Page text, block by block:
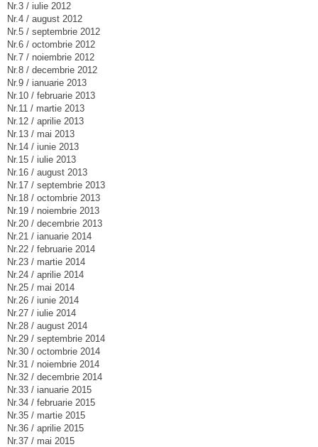
Nr.3 / iulie 2012
Nr.4 / august 2012
Nr.5 / septembrie 2012
Nr.6 / octombrie 2012
Nr.7 / noiembrie 2012
Nr.8 / decembrie 2012
Nr.9 / ianuarie 2013
Nr.10 / februarie 2013
Nr.11 / martie 2013
Nr.12 / aprilie 2013
Nr.13 / mai 2013
Nr.14 / iunie 2013
Nr.15 / iulie 2013
Nr.16 / august 2013
Nr.17 / septembrie 2013
Nr.18 / octombrie 2013
Nr.19 / noiembrie 2013
Nr.20 / decembrie 2013
Nr.21 / ianuarie 2014
Nr.22 / februarie 2014
Nr.23 / martie 2014
Nr.24 / aprilie 2014
Nr.25 / mai 2014
Nr.26 / iunie 2014
Nr.27 / iulie 2014
Nr.28 / august 2014
Nr.29 / septembrie 2014
Nr.30 / octombrie 2014
Nr.31 / noiembrie 2014
Nr.32 / decembrie 2014
Nr.33 / ianuarie 2015
Nr.34 / februarie 2015
Nr.35 / martie 2015
Nr.36 / aprilie 2015
Nr.37 / mai 2015